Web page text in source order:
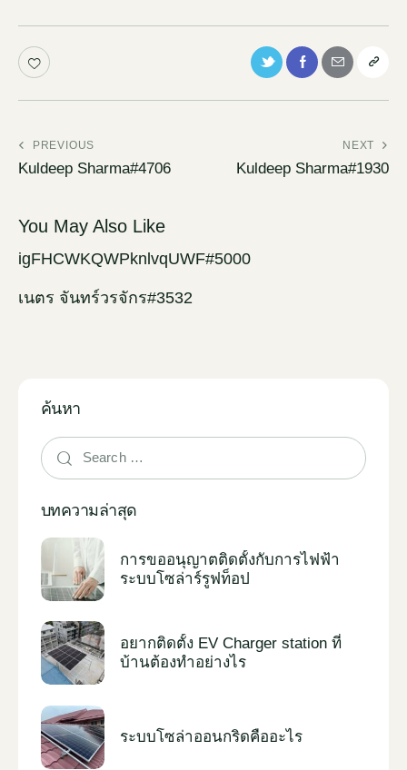
PREVIOUS
Kuldeep Sharma#4706
NEXT
Kuldeep Sharma#1930
You May Also Like
igFHCWKQWPknlvqUWF#5000
เนตร จันทร์วรจักร#3532
ค้นหา
บทความล่าสุด
การขออนุญาตติดตั้งกับการไฟฟ้า
ระบบโซล่าร์รูฟท็อป
อยากติดตั้ง EV Charger station ที่
บ้านต้องทำอย่างไร
ระบบโซล่าออนกริดคืออะไร